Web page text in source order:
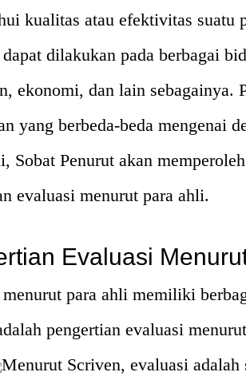
kualitas atau efektivitas suatu
dilakukan pada berbagai
ekonomi, dan lain sebagainya.
yang berbeda-beda mengenai
Sobat Penurut akan
evaluasi menurut para ahli.
Evaluasi
para ahli memiliki
pengertian evaluasi
Menurut Scriven, evaluasi adalah